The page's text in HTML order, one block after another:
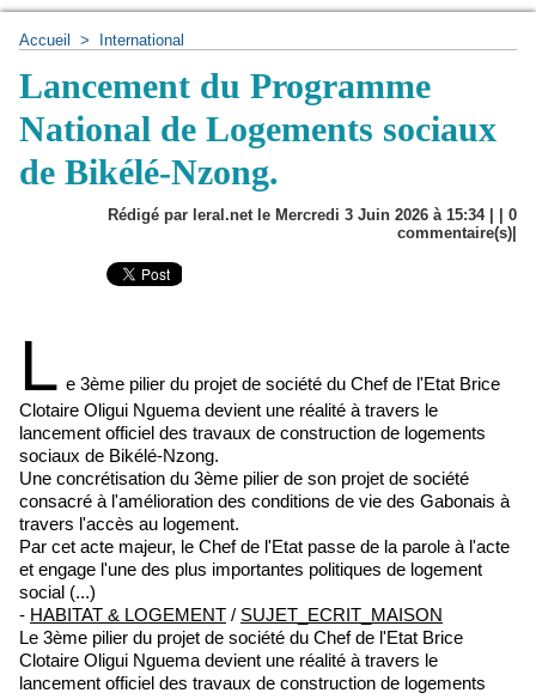
Accueil > International
Lancement du Programme
National de Logements sociaux
de Bikélé-Nzong.
Rédigé par leral.net le Mercredi 3 Juin 2026 à 15:34 | | 0
commentaire(s)|
L e 3ème pilier du projet de société du Chef de l'Etat Brice
Clotaire Oligui Nguema devient une réalité à travers le
lancement officiel des travaux de construction de logements
sociaux de Bikélé-Nzong.
Une concrétisation du 3ème pilier de son projet de société
consacré à l'amélioration des conditions de vie des Gabonais à
travers l'accès au logement.
Par cet acte majeur, le Chef de l'Etat passe de la parole à l'acte
et engage l'une des plus importantes politiques de logement
social (...)
- HABITAT & LOGEMENT / SUJET_ECRIT_MAISON
Le 3ème pilier du projet de société du Chef de l'Etat Brice
Clotaire Oligui Nguema devient une réalité à travers le
lancement officiel des travaux de construction de logements